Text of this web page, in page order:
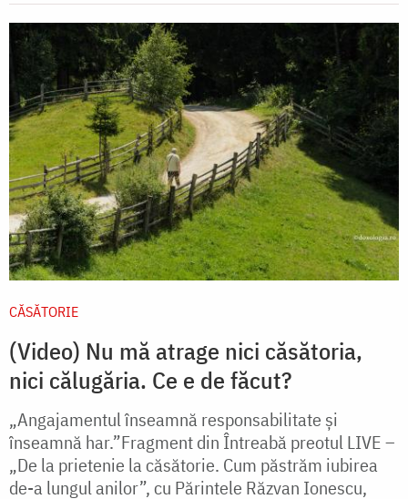
CĂSĂTORIE
(Video) Nu mă atrage nici căsătoria,
nici călugăria. Ce e de făcut?
„Angajamentul înseamnă responsabilitate și
înseamnă har.”Fragment din Întreabă preotul LIVE –
„De la prietenie la căsătorie. Cum păstrăm iubirea
de-a lungul anilor”, cu Părintele Răzvan Ionescu,